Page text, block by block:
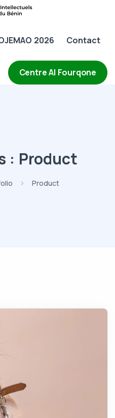
2026 Contact
Centre Al Fourqone
: Product
Product